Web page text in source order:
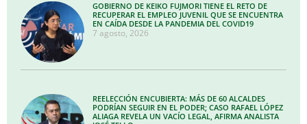
GOBIERNO DE KEIKO FUJMORI TIENE EL RETO DE
RECUPERAR EL EMPLEO JUVENIL QUE SE ENCUENTRA
EN CAÍDA DESDE LA PANDEMIA DEL COVID19
7 agosto, 2026
REELECCIÓN ENCUBIERTA: MÁS DE 60 ALCALDES
PODRÍAN SEGUIR EN EL PODER; CASO RAFAEL LÓPEZ
ALIAGA REVELA UN VACÍO LEGAL, AFIRMA ANALISTA